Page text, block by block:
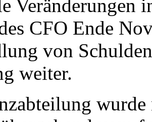
Veränderungen
CFO Ende
von
weiter.
wurde